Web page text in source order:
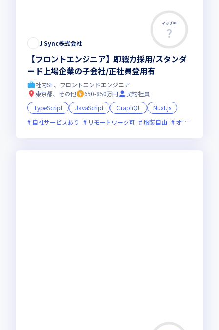
マッチ率
J Sync株式会社
【フロントエンジニア】即戦力採用/スタンダ
ード上場企業の子会社/正社員登用有
社内SE、フロントエンドエンジニア
東京都、その他
650-850万円
契約社員
TypeScript
JavaScript GraphQL
Nuxt.js
自社サービスあり
リモートワーク可 服装自由 オンライン選考可